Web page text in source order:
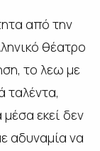
από την
θέατρο
το λεω με
ταλέντα,
εκεί δεν
αδυναμία να